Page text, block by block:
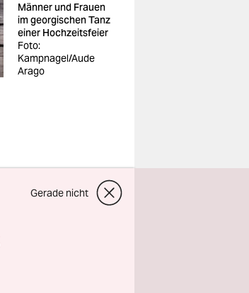
Männer und Frauen
im georgischen Tanz
einer Hochzeitsfeier
Foto:
Kampnagel/Aude
Arago
Gerade nicht